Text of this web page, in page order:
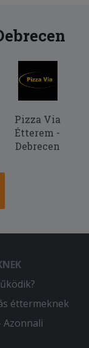
Pizza Via
Étterem -
Debrecen
éttermeknek
Azonnali